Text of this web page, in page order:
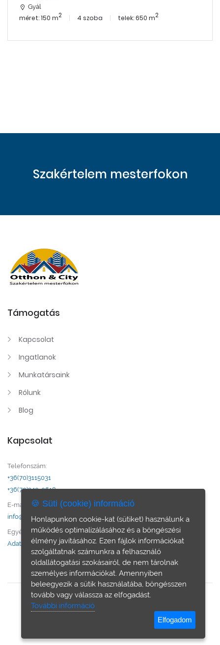
Gyál
méret: 150 m2 4 szoba telek: 650 m2
Szakértelem mesterfokon
Támogatás
Kapcsolat
Ingatlanok
Munkatársaink
Rólunk
Blog
Kapcsolat
Telefonszám:
+36(70)3115031
+36(70)240-0618
E-mail:
info@otthon-city.hu
Egyéb:
Adatvédelem
© Otthon & City ingatlan iroda - Minden jog fenntartva.
🍪 Süti (cookie) információ
Honlapunkon cookie-kat (sütiket) használunk a
működés optimalizálásához és a böngészési
élmény javításához. Ezen fájlok információkat
szolgáltatnak számunkra a felhasználó
oldallátogatási szokásairól, de nem tárolnak
személyes információkat. Amennyiben
beleegyezik a sütik használatába, böngésszen
tovább vagy válassza az elfogadást.
További információ
Elfogadom